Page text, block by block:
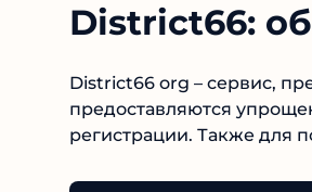
District66:
66
District66 org – сервис,
регистрации. Также для